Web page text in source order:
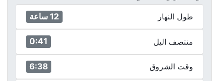
طول النهار 12 ساعة
منتصف اليل 0:41
وقت الشروق 6:38